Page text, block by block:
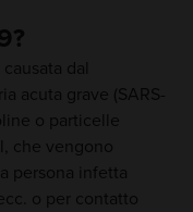
dal
acuta grave (SARS-
o particelle
che vengono
persona infetta
o per contatto